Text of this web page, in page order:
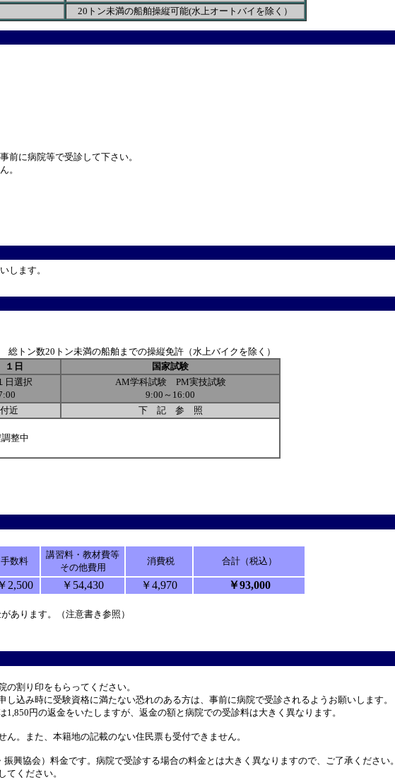
20トン未満の船舶操縦可能(水上オートバイを除く）
に病院等で受診して下さい。
。
します。
総トン数20トン未満の船舶までの操縦免許（水上バイクを除く）
日 国家試験
日選択
AM学科試験 PM実技試験
9:00～16:00
近 下 記 参 照
調整中
手数料
講習料・教材費等
その他費用
消費税 合計（税込）
￥2,500 ￥54,430 ￥4,970 ￥93,000
あります。（注意書き参照）
割り印をもらってください。
込み時に受験資格に満たない恐れのある方は、事前に病院で受診されるようお願いします。
円の返金をいたしますが、返金の額と病院での受診料は大きく異なります。
。また、本籍地の記載のない住民票も受付できません。
興協会）料金です。病院で受診する場合の料金とは大きく異なりますので、ご了承ください。
ください。